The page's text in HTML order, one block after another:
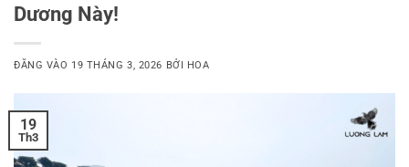
Dương Này!
ĐĂNG VÀO 19 THÁNG 3, 2026 BỞI HOA
19
Th3